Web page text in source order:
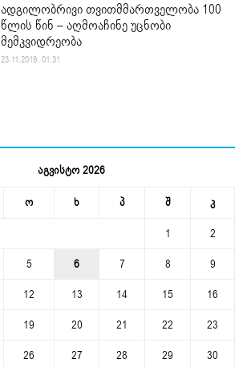
ადგილობრივი თვითმმართველობა 100
წლის წინ – აღმოაჩინე უცნობი
მემკვიდრეობა
23.11.2019. 01:31
აგვისტო 2026
ო ხ პ შ კ
1
2
5 6 7 8
9
12 13 14 15
16
19 20 21 22
23
26 27 28 29
30